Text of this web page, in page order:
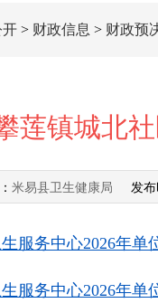
开 > 财政信息 > 财政预
莲镇城北
米易县卫生健康局 发布
服务中心2026年单
服务中心2026年单